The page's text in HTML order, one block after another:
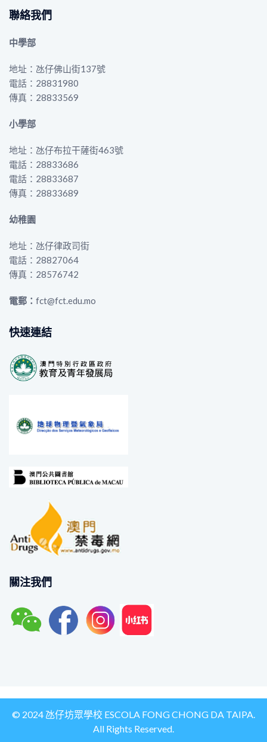
聯絡我們
中學部
地址：氹仔佛山街137號
電話：28831980
傳真：28833569
小學部
地址：氹仔布拉干薩街463號
電話：28833686
電話：28833687
傳真：28833689
幼稚園
地址：氹仔律政司街
電話：28827064
傳真：28576742
電郵： fct@fct.edu.mo
快速連結
關注我們
© 2024 氹仔坊眾學校 ESCOLA FONG CHONG DA TAIPA.
All Rights Reserved.